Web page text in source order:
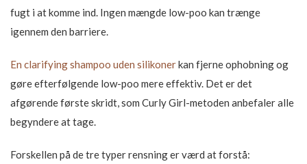
fugt i at komme ind. Ingen mængde low-poo kan trænge
igennem den barriere.
En clarifying shampoo uden silikonerkan fjerne ophobning og
gøre efterfølgende low-poo mere effektiv. Det er det
afgørende første skridt, som Curly Girl-metoden anbefaler alle
begyndere at tage.
Forskellen på de tre typer rensning er værd at forstå: